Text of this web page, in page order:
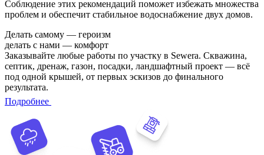
Соблюдение этих рекомендаций поможет избежать множества
проблем и обеспечит стабильное водоснабжение двух домов.
Делать самому — героизм
делать с нами — комфорт
Заказывайте любые работы по участку в Sewera. Скважина,
септик, дренаж, газон, посадки, ландшафтный проект — всё
под одной крышей, от первых эскизов до финального
результата.
Подробнее